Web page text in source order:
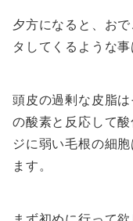
夕方になると、お
タしてくるような
頭皮の過剰な皮脂
の酸素と反応して
ジに弱い毛根の細
ます。